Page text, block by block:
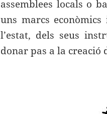
assemblees locals o
uns marcs
l’estat, dels seus
donar pas a la creació